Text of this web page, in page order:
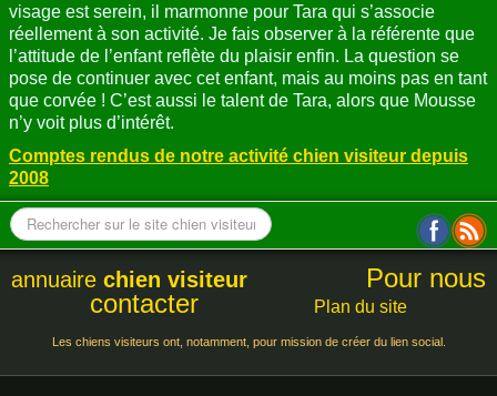
visage est serein, il marmonne pour Tara qui s’associe
réellement à son activité. Je fais observer à la référente que
l’attitude de l’enfant reflète du plaisir enfin. La question se
pose de continuer avec cet enfant, mais au moins pas en tant
que corvée ! C’est aussi le talent de Tara, alors que Mousse
n’y voit plus d’intérêt.
Comptes rendus de notre activité chien visiteur depuis
2008
annuaire chien visiteur
Pour nous
contacter
Plan du site
Les chiens visiteurs ont, notamment, pour mission de créer du lien social.